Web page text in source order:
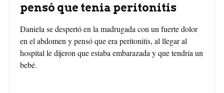
pensó que tenia peritonitis
Daniela se despertó en la madrugada con un fuerte dolor
en el abdomen y pensó que era peritonitis, al llegar al
hospital le dijeron que estaba embarazada y que tendría un
bebé.